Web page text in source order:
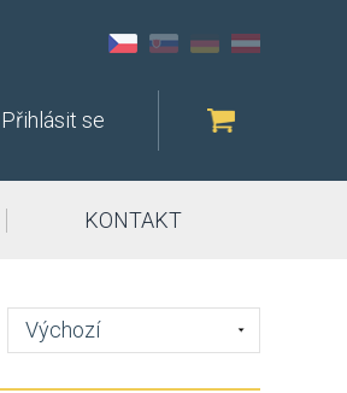
Přihlásit se
KONTAKT
Výchozí